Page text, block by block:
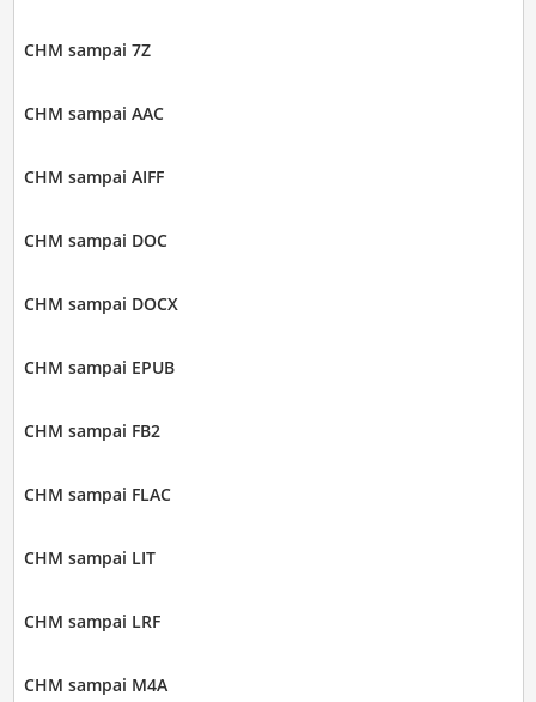
CHM sampai 7Z
CHM sampai AAC
CHM sampai AIFF
CHM sampai DOC
CHM sampai DOCX
CHM sampai EPUB
CHM sampai FB2
CHM sampai FLAC
CHM sampai LIT
CHM sampai LRF
CHM sampai M4A